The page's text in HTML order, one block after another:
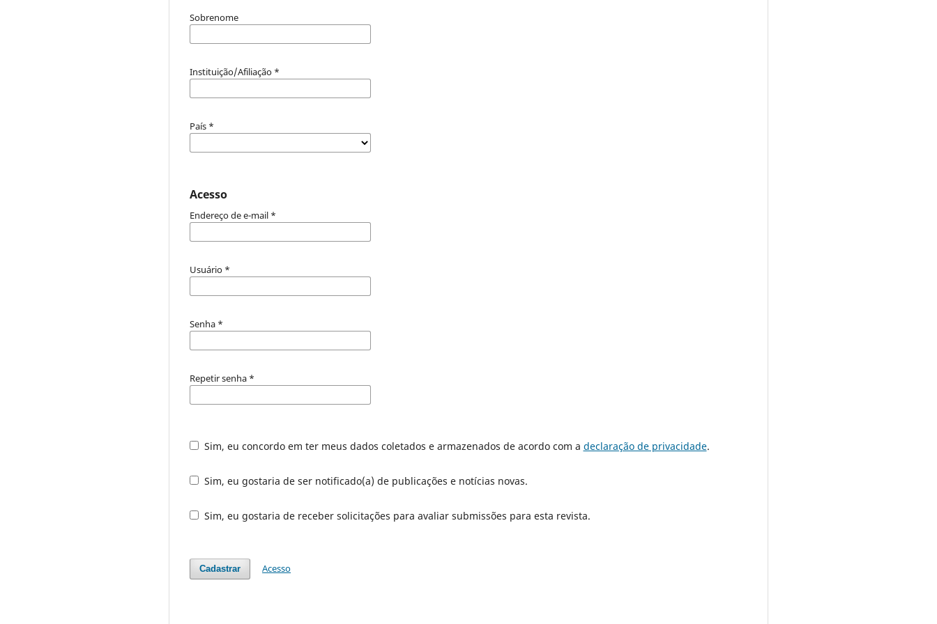
Sobrenome
Instituição/Afiliação *
País *
Acesso
Endereço de e-mail *
Usuário *
Senha *
Repetir senha *
Sim, eu concordo em ter meus dados coletados e armazenados de acordo com a declaração de privacidade.
Sim, eu gostaria de ser notificado(a) de publicações e notícias novas.
Sim, eu gostaria de receber solicitações para avaliar submissões para esta revista.
Cadastrar Acesso